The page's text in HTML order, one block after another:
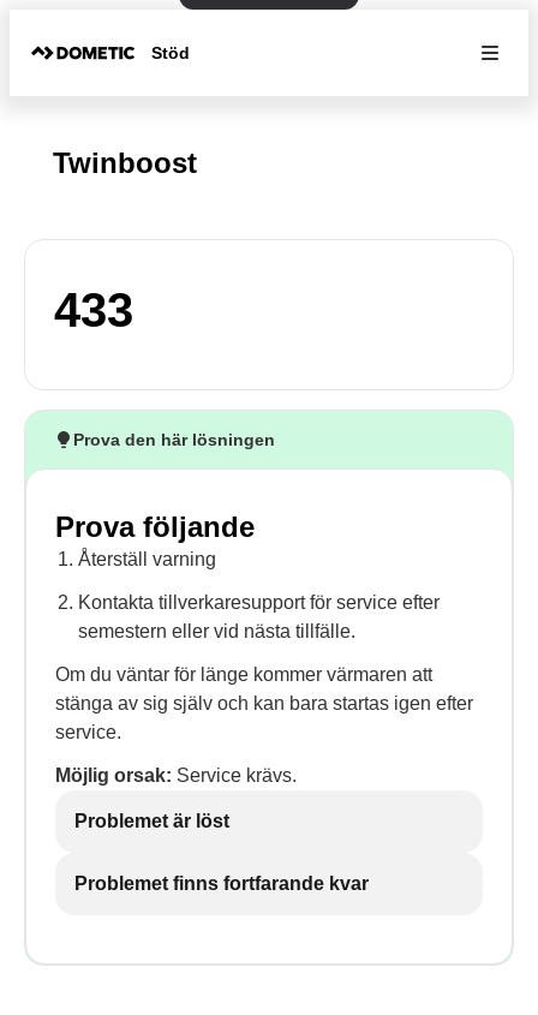
Stöd
Twinboost
433
Prova den här lösningen
Prova följande
Återställ varning
Kontakta tillverkaresupport för service efter
semestern eller vid nästa tillfälle.
Om du väntar för länge kommer värmaren att
stänga av sig själv och kan bara startas igen efter
service.
Möjlig orsak: Service krävs.
Problemet är löst
Problemet finns fortfarande kvar